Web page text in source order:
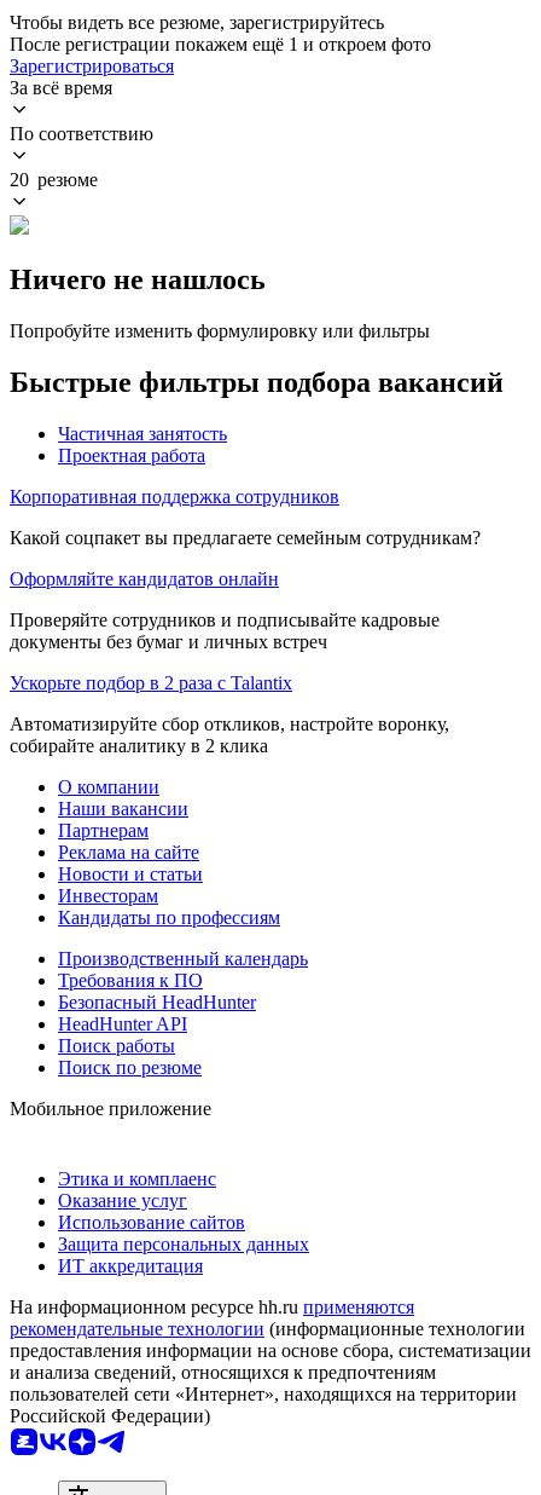
Чтобы видеть все резюме, зарегистрируйтесь
После регистрации покажем ещё 1 и откроем фото
Зарегистрироваться
За всё время
По соответствию
20 резюме
Ничего не нашлось
Попробуйте изменить формулировку или фильтры
Быстрые фильтры подбора вакансий
Частичная занятость
Проектная работа
Корпоративная поддержка сотрудников
Какой соцпакет вы предлагаете семейным сотрудникам?
Оформляйте кандидатов онлайн
Проверяйте сотрудников и подписывайте кадровые
документы без бумаг и личных встреч
Ускорьте подбор в 2 раза с Talantix
Автоматизируйте сбор откликов, настройте воронку,
собирайте аналитику в 2 клика
О компании
Наши вакансии
Партнерам
Реклама на сайте
Новости и статьи
Инвесторам
Кандидаты по профессиям
Производственный календарь
Требования к ПО
Безопасный HeadHunter
HeadHunter API
Поиск работы
Поиск по резюме
Мобильное приложение
Этика и комплаенс
Оказание услуг
Использование сайтов
Защита персональных данных
ИТ аккредитация
На информационном ресурсе hh.ru применяются
рекомендательные технологии (информационные технологии
предоставления информации на основе сбора, систематизации
и анализа сведений, относящихся к предпочтениям
пользователей сети «Интернет», находящихся на территории
Российской Федерации)